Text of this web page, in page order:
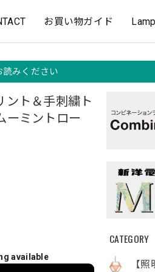
お買い物ガイド
みください
CATEGORY
【
ント＆手刺繍ト
ーミントロー
available